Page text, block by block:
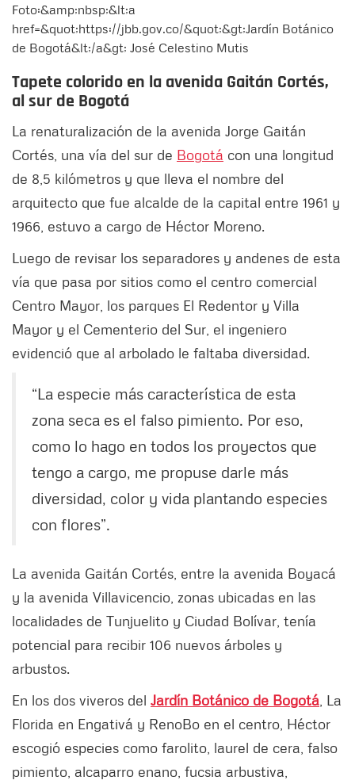
Foto:&amp;nbsp;&lt;a
href=&quot;https://jbb.gov.co/&quot;&gt;Jardín Botánico
de Bogotá&lt;/a&gt; José Celestino Mutis
Tapete colorido en la avenida Gaitán Cortés,
al sur de Bogotá
La renaturalización de la avenida Jorge Gaitán
Cortés, una vía del sur de Bogotá con una longitud
de 8,5 kilómetros y que lleva el nombre del
arquitecto que fue alcalde de la capital entre 1961 y
1966, estuvo a cargo de Héctor Moreno.
Luego de revisar los separadores y andenes de esta
vía que pasa por sitios como el centro comercial
Centro Mayor, los parques El Redentor y Villa
Mayor y el Cementerio del Sur, el ingeniero
evidenció que al arbolado le faltaba diversidad.
“La especie más característica de esta
zona seca es el falso pimiento. Por eso,
como lo hago en todos los proyectos que
tengo a cargo, me propuse darle más
diversidad, color y vida plantando especies
con flores”.
La avenida Gaitán Cortés, entre la avenida Boyacá
y la avenida Villavicencio, zonas ubicadas en las
localidades de Tunjuelito y Ciudad Bolívar, tenía
potencial para recibir 106 nuevos árboles y
arbustos.
En los dos viveros del Jardín Botánico de Bogotá , La
Florida en Engativá y RenoBo en el centro, Héctor
escogió especies como farolito, laurel de cera, falso
pimiento, alcaparro enano, fucsia arbustiva,